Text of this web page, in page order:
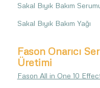
Sakal Bıyık Bakım
Sakal Bıyık Bakım Yağı
Fason Onarıcı
Üretimi
Fason All in One 10